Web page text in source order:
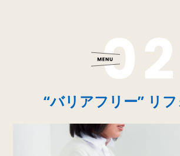
“バリアフリー” リ